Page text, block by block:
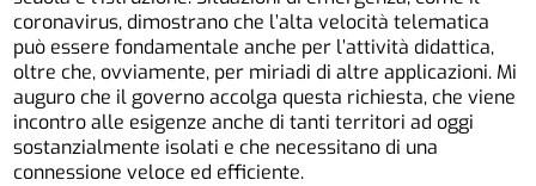
coronavirus, dimostrano che l’alta velocità telematica
può essere fondamentale anche per l’attività didattica,
oltre che, ovviamente, per miriadi di altre applicazioni. Mi
auguro che il governo accolga questa richiesta, che viene
incontro alle esigenze anche di tanti territori ad oggi
sostanzialmente isolati e che necessitano di una
connessione veloce ed efficiente.